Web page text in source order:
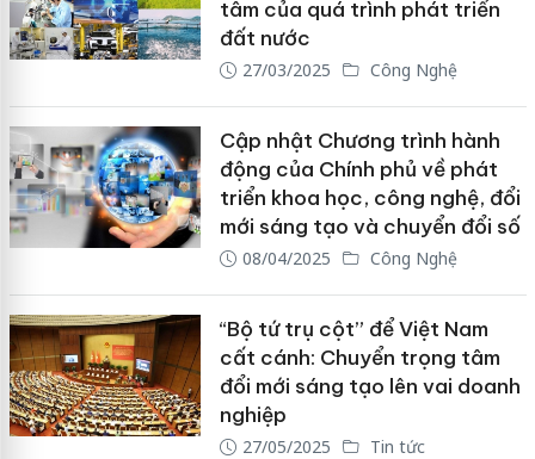
tâm của quá trình phát triển
đất nước
27/03/2025 Công Nghệ
Cập nhật Chương trình hành
động của Chính phủ về phát
triển khoa học, công nghệ, đổi
mới sáng tạo và chuyển đổi số
08/04/2025 Công Nghệ
“Bộ tứ trụ cột” để Việt Nam
cất cánh: Chuyển trọng tâm
đổi mới sáng tạo lên vai doanh
nghiệp
27/05/2025 Tin tức